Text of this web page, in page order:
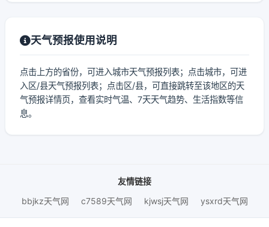
天气预报使用说明
点击上方的省份，可进入城市天气预报列表；点击城市，可进
入区/县天气预报列表；点击区/县，可直接跳转至该地区的天
气预报详情页，查看实时气温、7天天气趋势、生活指数等信
息。
友情链接
bbjkz天气网
c7589天气网 kjwsj天气网 ysxrd天气网